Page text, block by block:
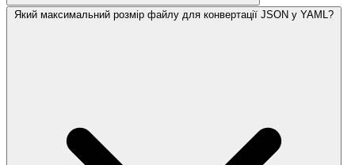
Який максимальний розмір файлу для конвертації JSON у YAML?